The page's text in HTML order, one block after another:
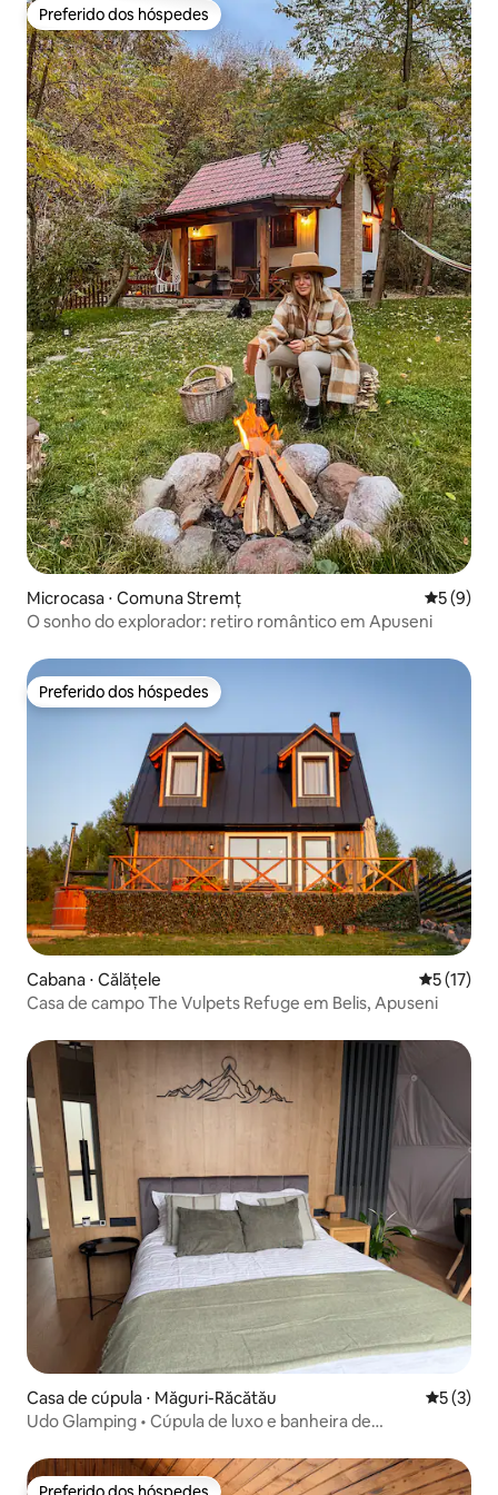
Preferido dos hóspedes
Preferido dos hóspedes
Microcasa ⋅ Comuna Stremț 5 de
5 (9)
O sonho do explorador: retiro romântico em Apuseni
Preferido dos hóspedes
Preferido dos hóspedes
Cabana ⋅ Călățele 5 de uma
5 (17)
Casa de campo The Vulpets Refuge em Belis, Apuseni
Casa de cúpula ⋅ Măguri-Răcătău 5 de
5 (3)
Udo Glamping • Cúpula de luxo e banheira de